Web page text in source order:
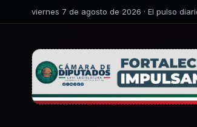
viernes 7 de agosto de 2026 · El pulso